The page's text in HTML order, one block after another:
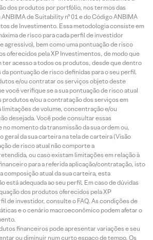
dos produtos por portfólio, nos termos das
de Suitability nº 01 e do Código ANBIMA
de Investimento. Essa metodologia consiste em
de risco para cada perfil de investidor
agressivo), bem como uma pontuação de risco
oferecidos pela XP Investimentos, de modo que
ter acesso a todos os produtos, desde que dentro
pontuação de risco definidas para o seu perfil.
e/ou contratar os serviços objeto deste
você verifique se a sua pontuação de risco atual
produtos e/ou a contratação dos serviços em
limitações de volume, concentração e/ou
desejada. Você pode consultar essas
momento da transmissão da sua ordem ou,
geral da sua carteira na tela de carteira (Visão
de risco atual não comporte a
ou caso existam limitações em relação à
para a referida aplicação/contratação, isto
composição atual da sua carteira, esta
está adequada ao seu perfil. Em caso de dúvidas
dos produtos oferecidos pela XP
de investidor, consulte o FAQ. As condições de
e o cenário macroeconômico podem afetar o
financeiros pode apresentar variações e seu
ou diminuir num curto espaço de tempo. Os